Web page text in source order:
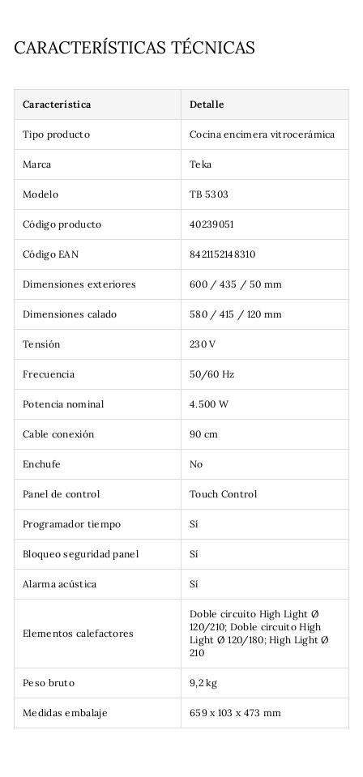
CARACTERÍSTICAS TÉCNICAS
Característica Detalle
Tipo producto Cocina encimera vitrocerámica
Marca Teka
Modelo TB 5303
Código producto 40239051
Código EAN 8421152148310
Dimensiones exteriores 600 / 435 / 50 mm
Dimensiones calado 580 / 415 / 120 mm
Tensión 230 V
Frecuencia 50/60 Hz
Potencia nominal 4.500 W
Cable conexión 90 cm
Enchufe No
Panel de control Touch Control
Programador tiempo Sí
Bloqueo seguridad panel Sí
Alarma acústica Sí
Elementos calefactores
Doble circuito High Light Ø
120/210; Doble circuito High
Light Ø 120/180; High Light Ø
210
Peso bruto 9,2 kg
Medidas embalaje 659 x 103 x 473 mm